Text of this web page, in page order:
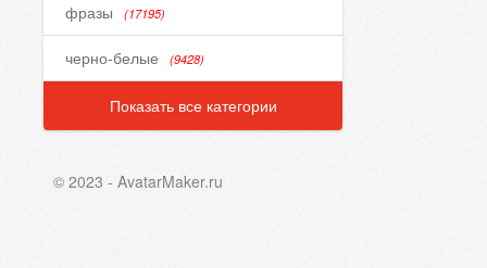
фразы (17195)
черно-белые (9428)
Показать все категории
© 2023 - AvatarMaker.ru